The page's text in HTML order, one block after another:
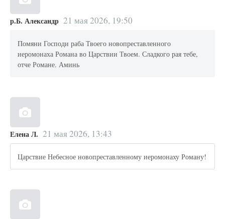
р.Б. Александр 21 мая 2026, 19:50
Помяни Господи раба Твоего новопреставленного
иеромонаха Романа во Царствии Твоем. Сладкого рая тебе,
отче Романе. Аминь
Елена Л. 21 мая 2026, 13:43
Царствие Небесное новопреставленному иеромонаху Роману!